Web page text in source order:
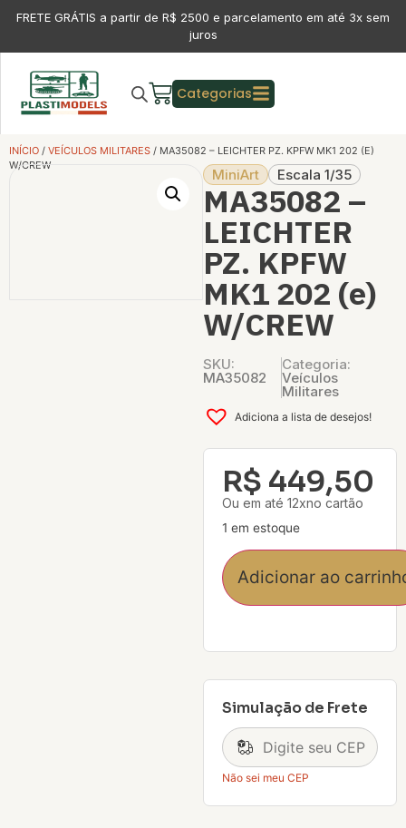
FRETE GRÁTIS a partir de R$ 2500 e parcelamento em até 3x sem
juros
Categorias
INÍCIO / VEÍCULOS MILITARES / MA35082 – LEICHTER PZ. KPFW MK1 202 (E)
W/CREW
MiniArt Escala 1/35
MA35082 –
LEICHTER
PZ. KPFW
MK1 202 (e)
W/CREW
SKU:
MA35082
Categoria:
Veículos
Militares
Adiciona a lista de desejos!
R$ 449,50
Ou em até 12xno cartão
1 em estoque
Adicionar ao
Simulação de Frete
Não sei meu CEP